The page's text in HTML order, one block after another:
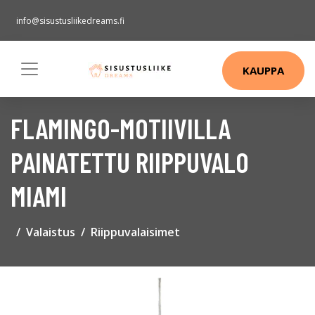
info@sisustusliikedreams.fi
KAUPPA
FLAMINGO-MOTIIVILLA
PAINATETTU RIIPPUVALO
MIAMI
Valaistus Riippuvalaisimet